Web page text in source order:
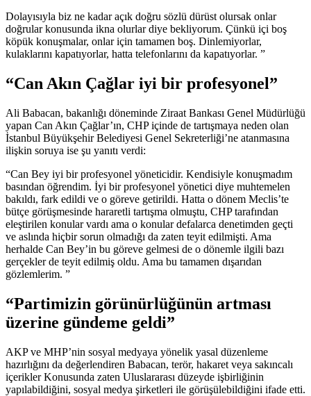
Dolayısıyla biz ne kadar açık doğru sözlü dürüst olursak onlar
doğrular konusunda ikna olurlar diye bekliyorum. Çünkü içi boş
köpük konuşmalar, onlar için tamamen boş. Dinlemiyorlar,
kulaklarını kapatıyorlar, hatta telefonlarını da kapatıyorlar. ”
“Can Akın Çağlar iyi bir profesyonel”
Ali Babacan, bakanlığı döneminde Ziraat Bankası Genel Müdürlüğü
yapan Can Akın Çağlar’ın, CHP içinde de tartışmaya neden olan
İstanbul Büyükşehir Belediyesi Genel Sekreterliği’ne atanmasına
ilişkin soruya ise şu yanıtı verdi:
“Can Bey iyi bir profesyonel yöneticidir. Kendisiyle konuşmadım
basından öğrendim. İyi bir profesyonel yönetici diye muhtemelen
bakıldı, fark edildi ve o göreve getirildi. Hatta o dönem Meclis’te
bütçe görüşmesinde hararetli tartışma olmuştu, CHP tarafından
eleştirilen konular vardı ama o konular defalarca denetimden geçti
ve aslında hiçbir sorun olmadığı da zaten teyit edilmişti. Ama
herhalde Can Bey’in bu göreve gelmesi de o dönemle ilgili bazı
gerçekler de teyit edilmiş oldu. Ama bu tamamen dışarıdan
gözlemlerim. ”
“Partimizin görünürlüğünün artması
üzerine gündeme geldi”
AKP ve MHP’nin sosyal medyaya yönelik yasal düzenleme
hazırlığını da değerlendiren Babacan, terör, hakaret veya sakıncalı
içerikler Konusunda zaten Uluslararası düzeyde işbirliğinin
yapılabildiğini, sosyal medya şirketleri ile görüşülebildiğini ifade etti.